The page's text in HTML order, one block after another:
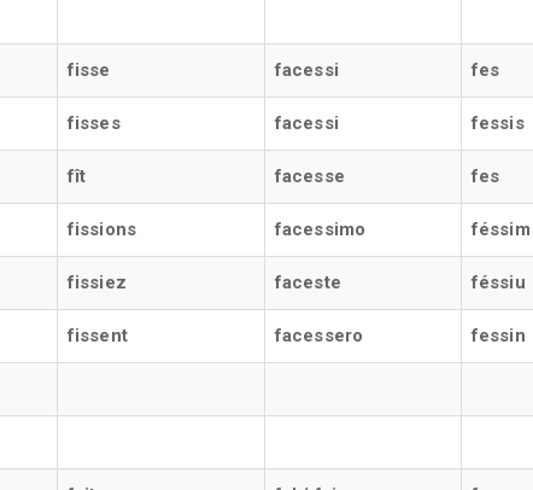
fisse facessi fes
fisses facessi fessis
fît facesse fes
fissions facessimo féssim
fissiez faceste féssiu
fissent facessero fessin